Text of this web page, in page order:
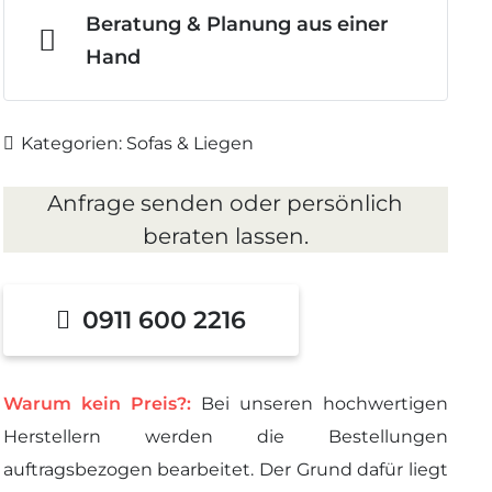
Beratung & Planung aus einer
Hand
Kategorien: Sofas & Liegen
Anfrage senden oder persönlich
beraten lassen.
0911 600 2216
Warum kein Preis?:Bei unseren hochwertigen
Herstellern werden die Bestellungen
auftragsbezogen bearbeitet. Der Grund dafür liegt